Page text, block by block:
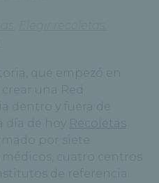
que empezó en
una Red
dentro y fuera de
día de hoy
Recoletas
por siete
cuatro centros
de referencia.